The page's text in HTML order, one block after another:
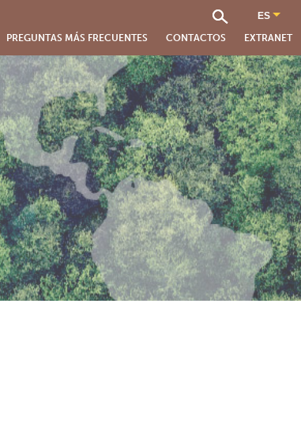
PREGUNTAS MÁS FRECUENTES CONTACTOS EXTRANET